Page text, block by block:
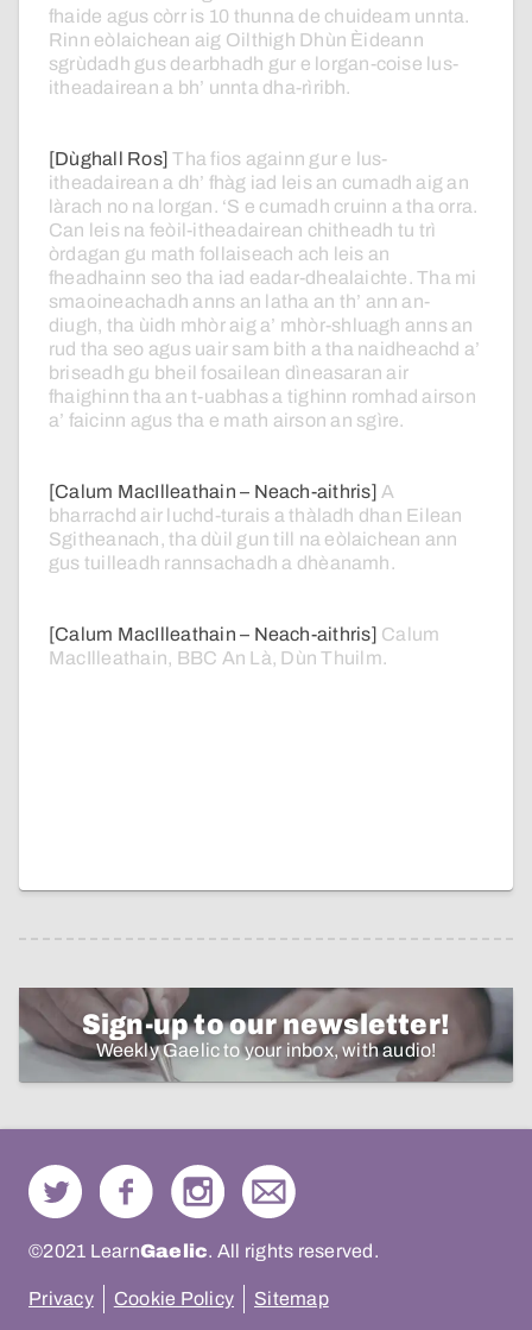
fhaide agus còrr is 10 thunna de chuideam unnta.
Rinn eòlaichean aig Oilthigh Dhùn Èideann
sgrùdadh gus dearbhadh gur e lorgan-coise lus-
itheadairean a bh’ unnta dha-rìribh.
[Dùghall Ros]Tha fios againn gur e lus-
itheadairean a dh’ fhàg iad leis an cumadh aig an
làrach no na lorgan. ‘S e cumadh cruinn a tha orra.
Can leis na feòil-itheadairean chitheadh tu trì
òrdagan gu math follaiseach ach leis an
fheadhainn seo tha iad eadar-dhealaichte. Tha mi
smaoineachadh anns an latha an th’ ann an-
diugh, tha ùidh mhòr aig a’ mhòr-shluagh anns an
rud tha seo agus uair sam bith a tha naidheachd a’
briseadh gu bheil fosailean dìneasaran air
fhaighinn tha an t-uabhas a tighinn romhad airson
a’ faicinn agus tha e math airson an sgìre.
[Calum MacIlleathain – Neach-aithris] A
bharrachd air luchd-turais a thàladh dhan Eilean
Sgitheanach, tha dùil gun till na eòlaichean ann
gus tuilleadh rannsachadh a dhèanamh.
[Calum MacIlleathain – Neach-aithris] Calum
MacIlleathain, BBC An Là, Dùn Thuilm.
Sign-up to our newsletter!
Weekly Gaelic to your inbox, with audio!
©2021 LearnGaelic. All rights reserved.
Privacy Cookie Policy Sitemap